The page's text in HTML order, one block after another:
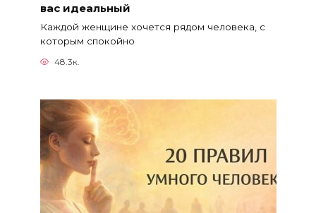
вас идеальный
Каждой женщине хочется рядом человека, с
которым спокойно
48.3к.